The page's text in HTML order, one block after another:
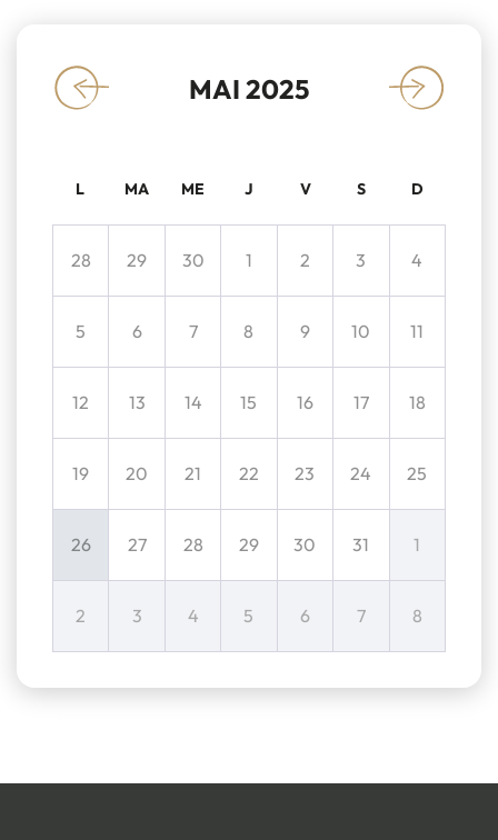
« MAI 2025 »
L MA ME J V S D
28 29 30 1 2 3 4
5 6 7 8 9 10 11
12 13 14 15 16 17 18
19 20 21 22 23 24 25
26 27 28 29 30 31 1
2 3 4 5 6 7 8